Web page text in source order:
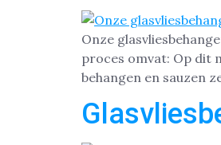
Onze
proces omvat: Op dit
behangen en sauzen